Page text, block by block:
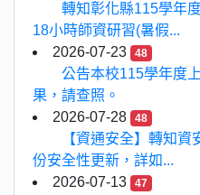
轉知彰化縣115學年
18小時師資研習(暑假...
2026-07-23
48
公告本校115學年度
果，請查照。
2026-07-28
48
【資通安全】轉知
份安全性更新，詳如...
2026-07-13
47